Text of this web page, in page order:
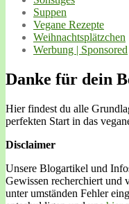
Suppen
Vegane Rezepte
Weihnachtsplätzchen
Werbung | Sponsored
Danke für dein
Hier findest du alle
perfekten Start in das
Disclaimer
Unsere Blogartikel und
Gewissen recherchiert und
unter umständen Fehler